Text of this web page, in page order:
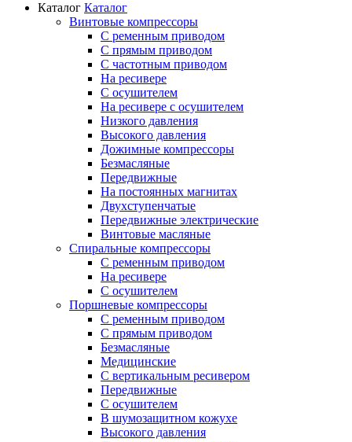
Каталог Каталог
Винтовые компрессоры
С ременным приводом
С прямым приводом
С частотным приводом
На ресивере
С осушителем
На ресивере с осушителем
Низкого давления
Высокого давления
Дожимные компрессоры
Безмасляные
Передвижные
На постоянных магнитах
Двухступенчатые
Передвижные электрические
Винтовые масляные
Спиральные компрессоры
С ременным приводом
На ресивере
С осушителем
Поршневые компрессоры
С ременным приводом
С прямым приводом
Безмасляные
Медицинские
С вертикальным ресивером
Передвижные
С осушителем
В шумозащитном кожухе
Высокого давления